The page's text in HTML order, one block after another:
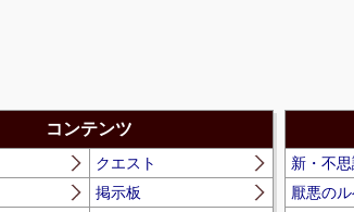
コンテンツ
クエスト
掲示板
新・不
厭悪の